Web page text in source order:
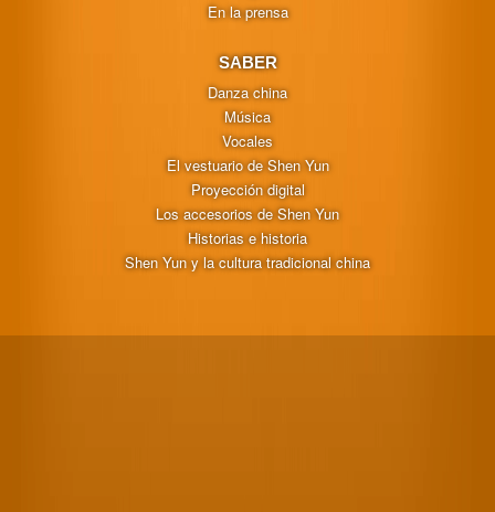
En la prensa
SABER
Danza china
Música
Vocales
El vestuario de Shen Yun
Proyección digital
Los accesorios de Shen Yun
Historias e historia
Shen Yun y la cultura tradicional china